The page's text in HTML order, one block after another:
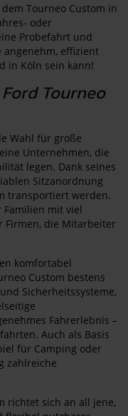
Tourneo Custom in
oder
Probefahrt und
angenehm, effizient
in Köln sein kann!
Tourneo
Wahl für große
Unternehmen, die
legen. Dank seines
Sitzanordnung
transportiert werden.
mit viel
Firmen, die Mitarbeiter
komfortabel
Custom bestens
Sicherheitssysteme,
Fahrerlebnis –
Auch als Basis
für Camping oder
zahlreiche
richtet sich an all jene,